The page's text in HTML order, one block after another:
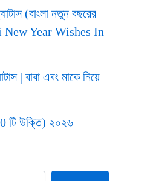
(বাংলা নতুন বছরের
New Year Wishes In
| বাবা এবং মাকে নিয়ে
টি উক্তি) ২০২৬